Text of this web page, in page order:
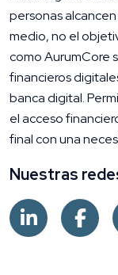
personas
medio, no el
como AurumCore
financieros
banca digital.
el acceso
final con una
Nuestras